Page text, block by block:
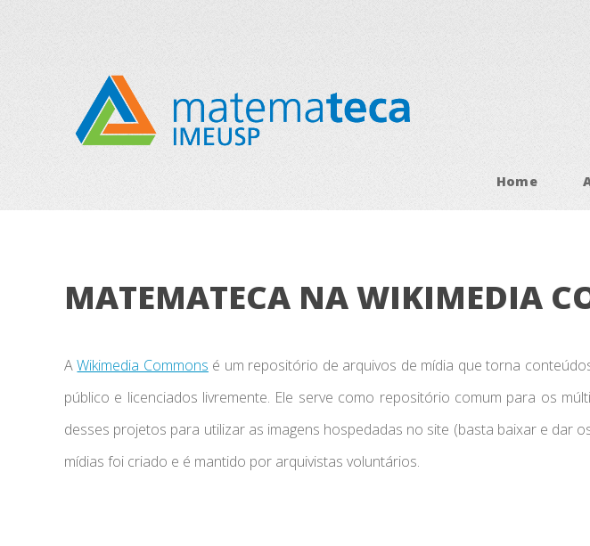
Home
MATEMATECA NA WIKIMEDIA
AWikimedia Commons é um repositório de arquivos de mídia que torna
público e licenciados livremente. Ele serve como repositório comum para os
desses projetos para utilizar as imagens hospedadas no site (basta baixar e dar
mídias foi criado e é mantido por arquivistas voluntários.